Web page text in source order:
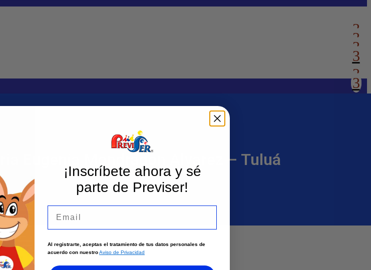
Eugenia Mondragon Alvarez – Tuluá
¡Inscríbete ahora y sé
parte de Previser!
Al registrarte, aceptas el tratamiento de tus datos personales de
acuerdo con nuestroAviso de Privacidad